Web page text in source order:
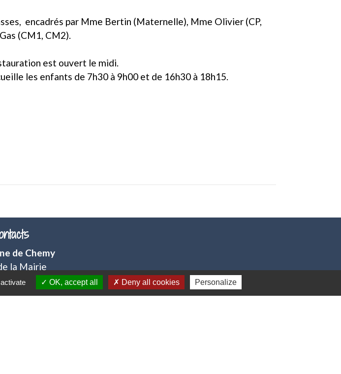
encadrés par Mme Bertin (Maternelle), Mme Olivier (CP,
(CM1, CM2).
est ouvert le midi.
les enfants de 7h30 à 9h00 et de 16h30 à 18h15.
de Chemy
la Mairie
- FRANCE
90 31 40
OK, accept all Deny all cookies Personalize